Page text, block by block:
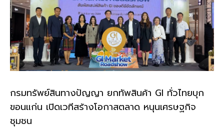
กรมทรัพย์สินทางปัญญา ยกทัพสินค้า GI ทั่วไทยบุก
ขอนแก่น เปิดเวทีสร้างโอกาสตลาด หนุนเศรษฐกิจ
ชุมชน